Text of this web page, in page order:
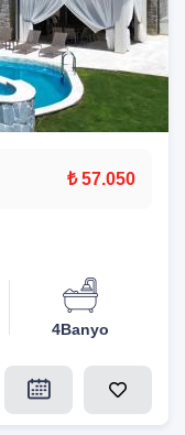
₺ 57.050
4Banyo